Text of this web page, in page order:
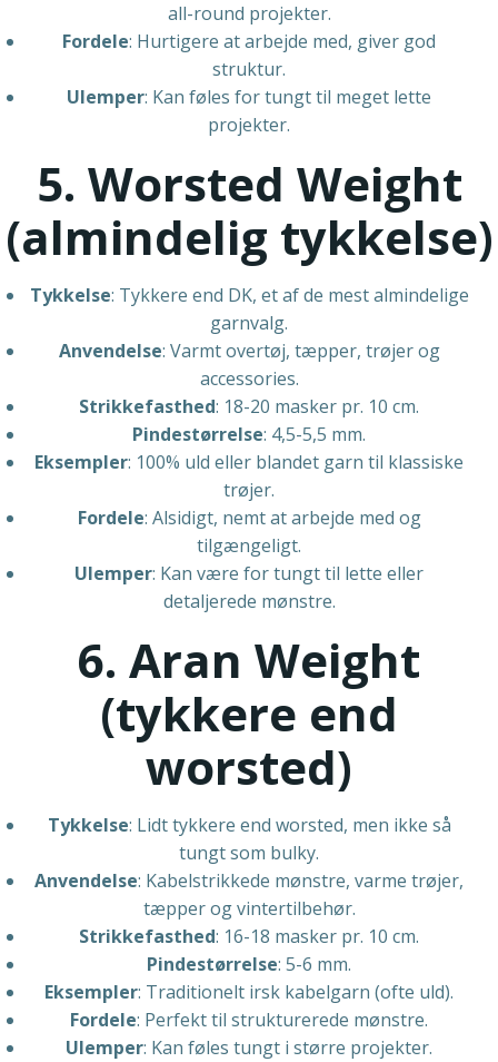
all-round projekter.
Fordele: Hurtigere at arbejde med, giver god
struktur.
Ulemper: Kan føles for tungt til meget lette
projekter.
5. Worsted Weight
(almindelig tykkelse)
Tykkelse: Tykkere end DK, et af de mest almindelige
garnvalg.
Anvendelse: Varmt overtøj, tæpper, trøjer og
accessories.
Strikkefasthed: 18-20 masker pr. 10 cm.
Pindestørrelse: 4,5-5,5 mm.
Eksempler: 100% uld eller blandet garn til klassiske
trøjer.
Fordele: Alsidigt, nemt at arbejde med og
tilgængeligt.
Ulemper: Kan være for tungt til lette eller
detaljerede mønstre.
6. Aran Weight
(tykkere end
worsted)
Tykkelse: Lidt tykkere end worsted, men ikke så
tungt som bulky.
Anvendelse: Kabelstrikkede mønstre, varme trøjer,
tæpper og vintertilbehør.
Strikkefasthed: 16-18 masker pr. 10 cm.
Pindestørrelse: 5-6 mm.
Eksempler: Traditionelt irsk kabelgarn (ofte uld).
Fordele: Perfekt til strukturerede mønstre.
Ulemper: Kan føles tungt i større projekter.